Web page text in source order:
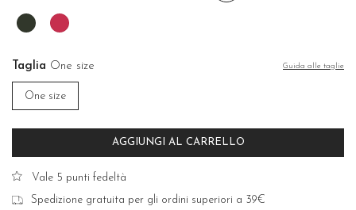
Verde
bosco
Amarena
Taglia One size Guida alle taglie
One size
AGGIUNGI AL CARRELLO
Vale 5 punti fedeltà
Spedizione gratuita per gli ordini superiori a 39€